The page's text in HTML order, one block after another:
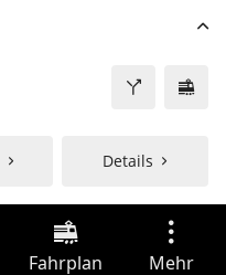
Details
Fahrplan Mehr